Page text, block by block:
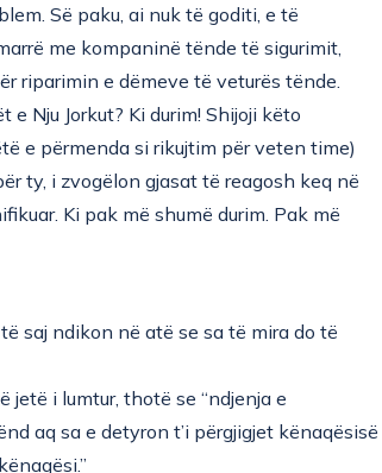
Së paku, ai nuk të goditi, e të
me kompaninë tënde të sigurimit,
riparimin e dëmeve të veturës tënde.
Nju Jorkut? Ki durim! Shijoji këto
e përmenda si rikujtim për veten time)
ty, i zvogëlon gjasat të reagosh keq në
Ki pak më shumë durim. Pak më
saj ndikon në atë se sa të mira do të
jetë i lumtur, thotë se “ndjenja e
aq sa e detyron t’i përgjigjet kënaqësisë